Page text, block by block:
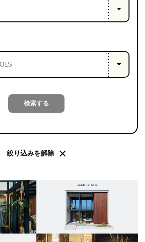
PROJECT
LIFE
LABEL
はい
会社概
要
企業の
方へ
お問い
合わせ
検索する
絞り込みを解除